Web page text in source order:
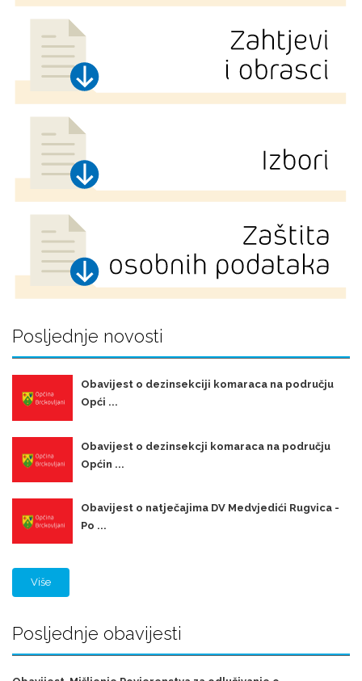
Posljednje novosti
Obavijest o dezinsekciji komaraca na području
Opći ...
Obavijest o dezinsekcji komaraca na području
Općin ...
Obavijest o natječajima DV Medvjedići Rugvica -
Po ...
Više
Posljednje obavijesti